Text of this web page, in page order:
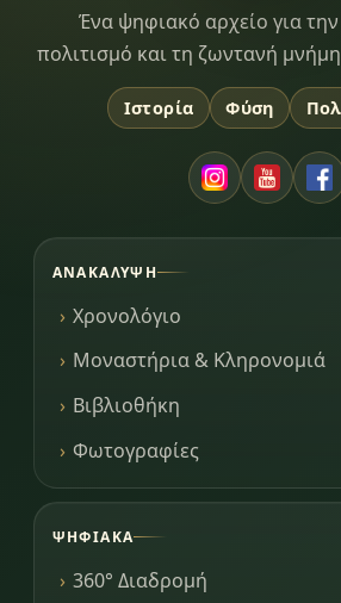
Dimitsana.gr
Ένα ψηφιακό αρχείο για την
πολιτισμό και τη ζωντανή
Ιστορία Φύση
ΑΝΑΚΆΛΥΨΗ
Χρονολόγιο
Μοναστήρια & Κληρονομιά
Βιβλιοθήκη
Φωτογραφίες
ΨΗΦΙΑΚΆ
360° Διαδρομή